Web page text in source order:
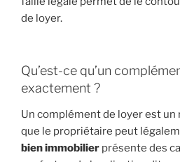
de loyer.
Qu’est-ce qu’un
exactement ?
Un complément de loyer est
que le propriétaire peut
bien immobilier présente des